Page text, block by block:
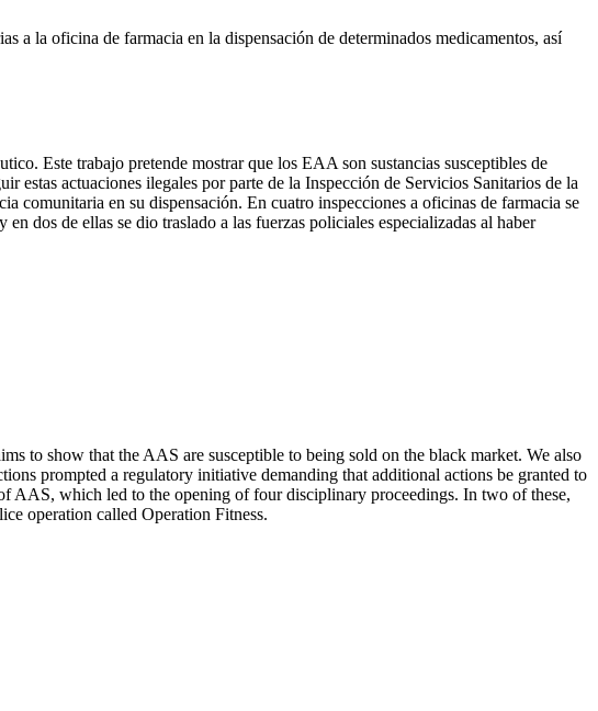
a la oficina de farmacia en la dispensación de determinados medicamentos, así
Este trabajo pretende mostrar que los EAA son sustancias susceptibles de
estas actuaciones ilegales por parte de la Inspección de Servicios Sanitarios de la
comunitaria en su dispensación. En cuatro inspecciones a oficinas de farmacia se
dos de ellas se dio traslado a las fuerzas policiales especializadas al haber
to show that the AAS are susceptible to being sold on the black market. We also
prompted a regulatory initiative demanding that additional actions be granted to
AAS, which led to the opening of four disciplinary proceedings. In two of these,
operation called Operation Fitness.